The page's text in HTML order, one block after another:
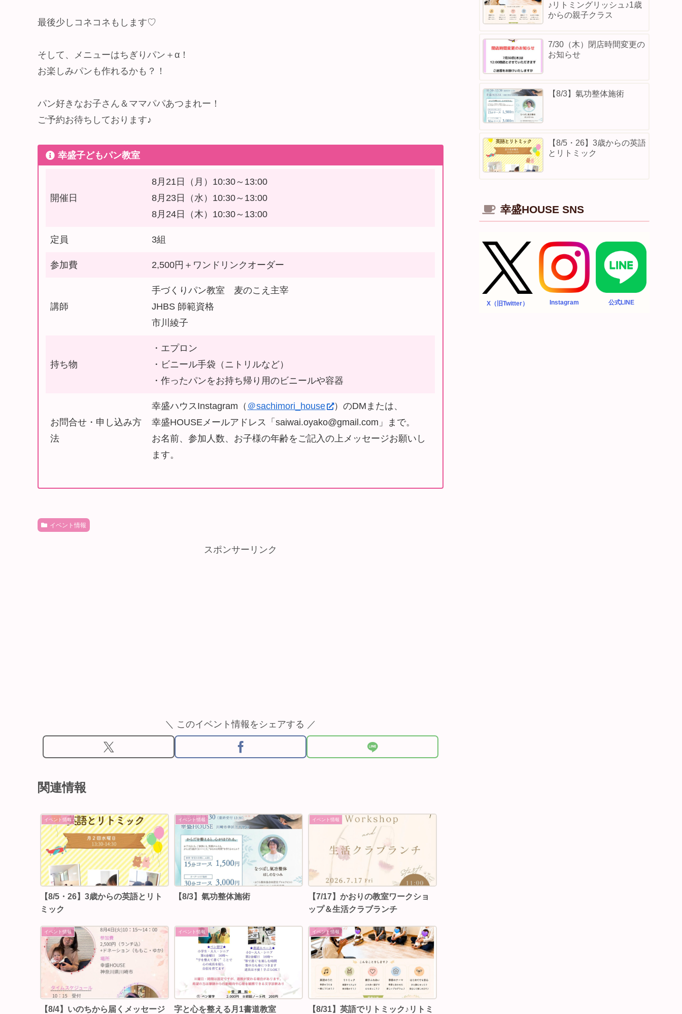
最後少しコネコネもします♡
そして、メニューはちぎりパン＋α！
お楽しみパンも作れるかも？！
パン好きなお子さん＆ママパパあつまれー！
ご予約お待ちしております♪
幸盛子どもパン教室
開催日
8月21日（月）10:30～13:00
8月23日（水）10:30～13:00
8月24日（木）10:30～13:00
定員 3組
参加費 2,500円＋ワンドリンクオーダー
講師
手づくりパン教室 麦のこえ主宰
JHBS 師範資格
市川綾子
持ち物
・エプロン
・ビニール手袋（ニトリルなど）
・作ったパンをお持ち帰り用のビニールや容器
お問合せ・申し込み方
法
幸盛ハウスInstagram（ ＠sachimori_house
）のDMまたは、
幸盛HOUSEメールアドレス「saiwai.oyako@gmail.com⁡⁡」まで。
⁡お名前⁡、参加人数、お子様の年齢をご記入の上メッセージお願いし
ます⁡。
イベント情報
スポンサーリンク
＼ このイベント情報をシェアする ／
関連情報
イベント情報
【8/5・26】3歳からの英語とリト
ミック
イベント情報
【8/3】⁡氣功整体施術
イベント情報
【7/17】かおりの教室ワークショ
ップ＆生活クラブランチ
イベント情報
【8/4】いのちから届くメッセージ
イベント情報
字と心を整える月1書道教室
イベント情報
【8/31】英語でリトミック♪リトミ
♪リトミングリッシュ♪1歳
からの親子クラス
7/30（木）閉店時間変更の
お知らせ
【8/3】⁡氣功整体施術
【8/5・26】3歳からの英語
とリトミック
幸盛HOUSE SNS
X（旧Twitter） Instagram 公式LINE